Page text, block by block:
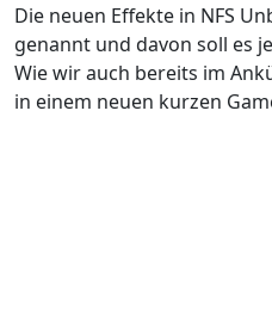
Die neuen Effekte in NFS
genannt und davon soll es
Wie wir auch bereits im
in einem neuen kurzen